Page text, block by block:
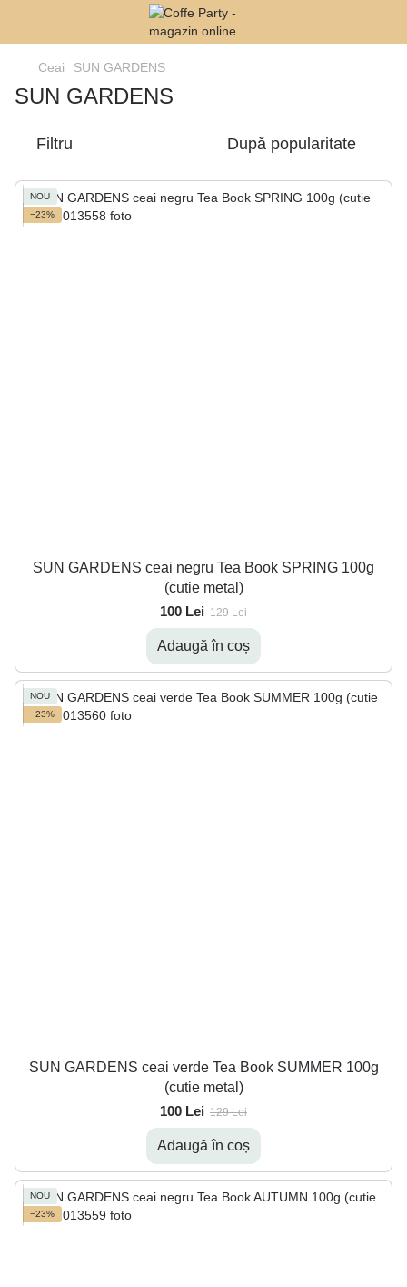
Ceai SUN GARDENS
SUN GARDENS
Filtru După popularitate
NOU
−23%
SUN GARDENS ceai negru Tea Book SPRING 100g
(cutie metal)
100 Lei 129 Lei
Adaugă în coș
NOU
−23%
SUN GARDENS ceai verde Tea Book SUMMER 100g
(cutie metal)
100 Lei 129 Lei
Adaugă în coș
NOU
−23%